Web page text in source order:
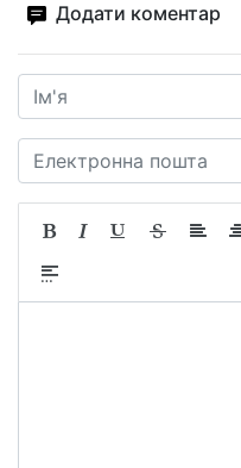
Додати коментар